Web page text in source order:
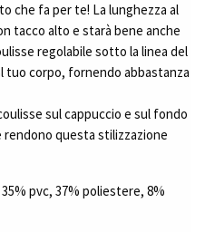
che fa per te! La lunghezza al
tacco alto e starà bene anche
regolabile sotto la linea del
corpo, fornendo abbastanza
sul cappuccio e sul fondo
questa stilizzazione
pvc, 37% poliestere, 8%